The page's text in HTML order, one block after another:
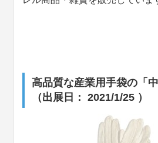
高品質な産業用手袋の「
（出展日： 2021/1/25 ）